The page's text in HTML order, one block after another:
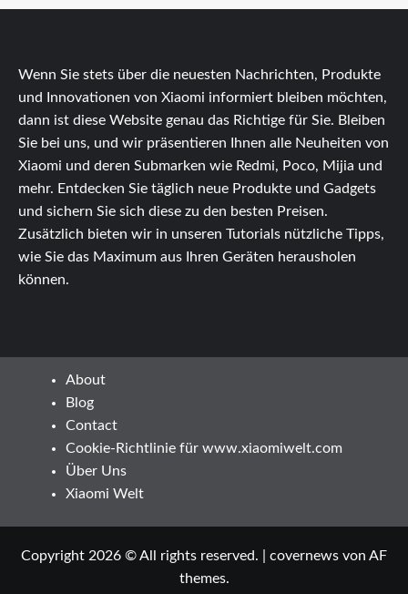
Wenn Sie stets über die neuesten Nachrichten, Produkte
und Innovationen von Xiaomi informiert bleiben möchten,
dann ist diese Website genau das Richtige für Sie. Bleiben
Sie bei uns, und wir präsentieren Ihnen alle Neuheiten von
Xiaomi und deren Submarken wie Redmi, Poco, Mijia und
mehr. Entdecken Sie täglich neue Produkte und Gadgets
und sichern Sie sich diese zu den besten Preisen.
Zusätzlich bieten wir in unseren Tutorials nützliche Tipps,
wie Sie das Maximum aus Ihren Geräten herausholen
können.
About
Blog
Contact
Cookie-Richtlinie für www.xiaomiwelt.com
Über Uns
Xiaomi Welt
Copyright 2026 © All rights reserved. covernews von AF
themes.